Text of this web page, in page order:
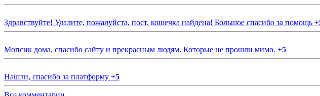
Здравствуйте! Удалите, пожалуйста, пост, кошечка найдена! Большое спасибо за помощь +
Мопсик дома, спасибо сайту и прекрасным людям. Которые не прошли мимо. +5
Нашли, спасибо за платформу +5